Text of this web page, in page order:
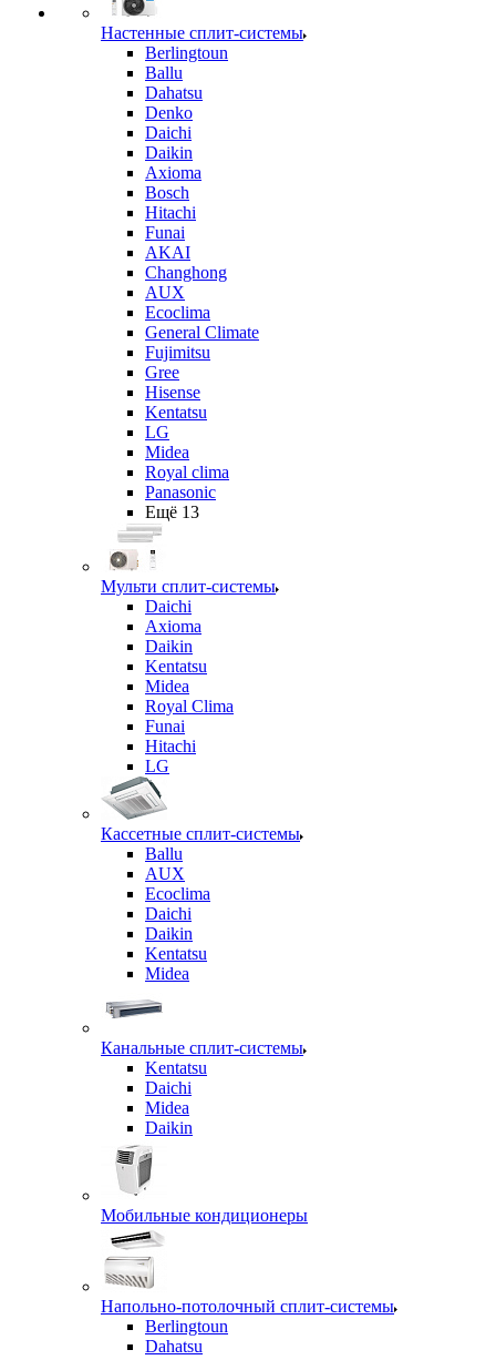
Настенные сплит-системы
Berlingtoun
Ballu
Dahatsu
Denko
Daichi
Daikin
Axioma
Bosch
Hitachi
Funai
AKAI
Changhong
AUX
Ecoclima
General Climate
Fujimitsu
Gree
Hisense
Kentatsu
LG
Midea
Royal clima
Panasonic
Ещё 13
Мульти сплит-системы
Daichi
Axioma
Daikin
Kentatsu
Midea
Royal Clima
Funai
Hitachi
LG
Кассетные сплит-системы
Ballu
AUX
Ecoclima
Daichi
Daikin
Kentatsu
Midea
Канальные сплит-системы
Kentatsu
Daichi
Midea
Daikin
Мобильные кондиционеры
Напольно-потолочный сплит-системы
Berlingtoun
Dahatsu